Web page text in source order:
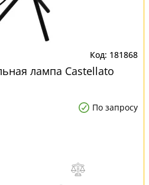
181868
лампа Castellato
По запросу